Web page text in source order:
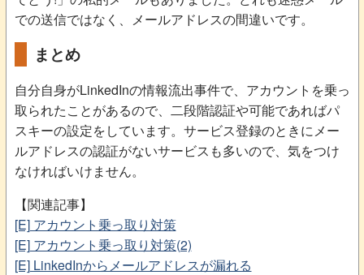
での送信ではなく、メールアドレスの間違いです。
まとめ
自分自身がLinkedInの情報流出事件で、アカウントを乗っ
取られたことがあるので、二段階認証や可能であればパ
スキーの設定をしています。サービス登録のときにメー
ルアドレスの認証がないサービスも多いので、気をつけ
なければいけません。
【関連記事】
[E] アカウント乗っ取り対策
[E] アカウント乗っ取り対策(2)
[E] LinkedInからメールアドレスが漏れる